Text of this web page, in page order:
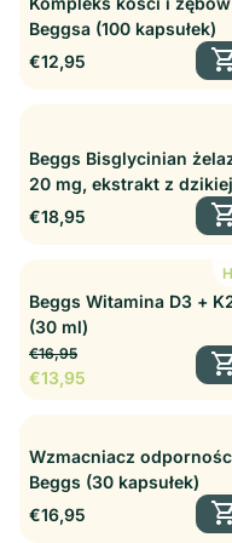
Beggsa (100 kapsułek)
Cena regularna
€12,95
Beggs Bisglycinian
20 mg, ekstrakt z dzikiej
róży (100 cps.)
Cena regularna
€18,95
Beggs Witamina D3 +
(30 ml)
Cena regularna
€16,95
Cena sprzedaży
€13,95
Wzmacniacz
Beggs (30 kapsułek)
Cena regularna
€16,95